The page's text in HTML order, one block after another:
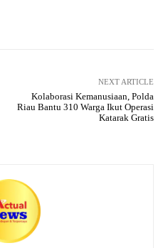
NEXT ARTICLE
Kolaborasi Kemanusiaan, Polda
Riau Bantu 310 Warga Ikut Operasi
Katarak Gratis